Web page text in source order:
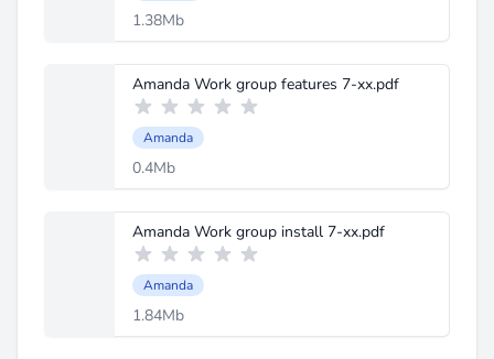
1.38Mb
Amanda Work group features 7-xx.pdf
Amanda
0.4Mb
Amanda Work group install 7-xx.pdf
Amanda
1.84Mb